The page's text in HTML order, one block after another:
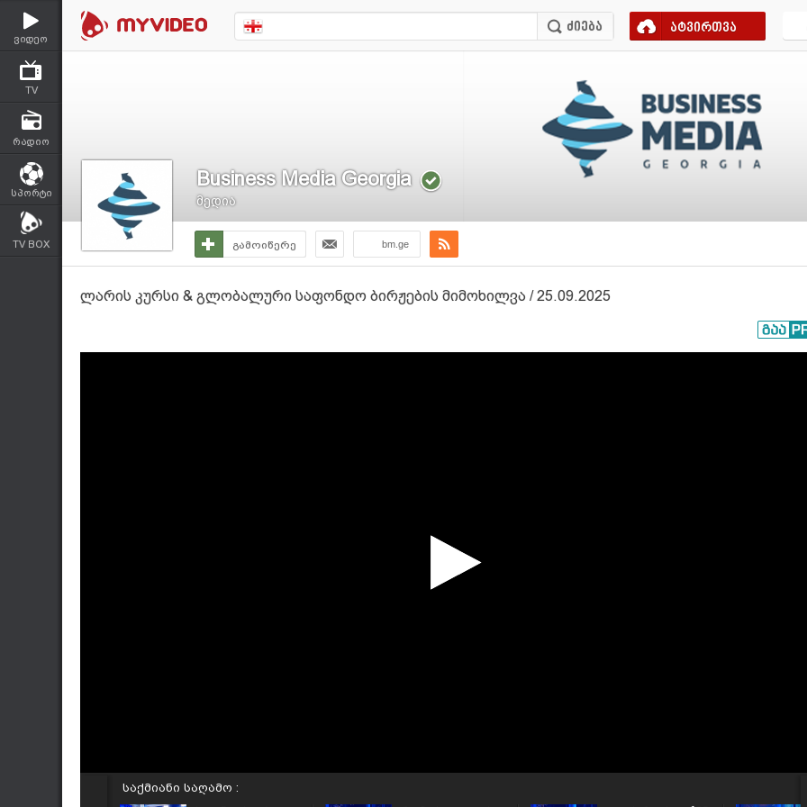
ვიდეო
TV
რადიო
სპორტი
TV BOX
ატვირთვა
Business Media Georgia
მედია
გამოიწერე bm.ge
ლარის კურსი & გლობალური საფონდო ბირჟების მიმოხილვა / 25.09.2025
საქმიანი საღამო :